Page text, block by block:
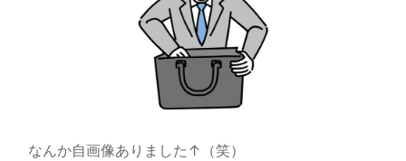
なんか自画像ありました↑（笑）